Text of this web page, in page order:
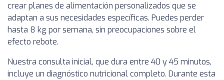
crear planes de alimentación personalizados que se
adaptan a sus necesidades específicas. Puedes perder
hasta 8 kg por semana, sin preocupaciones sobre el
efecto rebote.
Nuestra consulta inicial, que dura entre 40 y 45 minutos,
incluye un diagnóstico nutricional completo. Durante esta